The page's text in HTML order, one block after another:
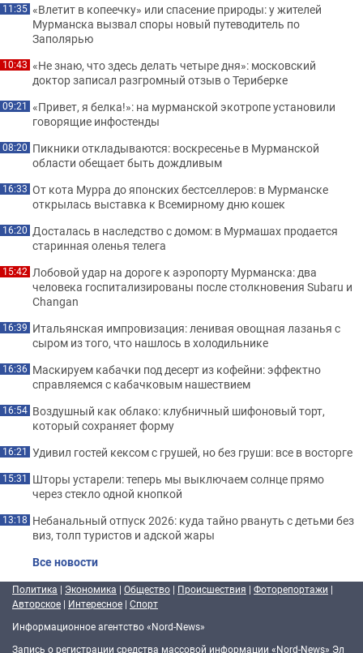
11:35 «Влетит в копеечку» или спасение природы: у жителей
Мурманска вызвал споры новый путеводитель по
Заполярью
10:43 «Не знаю, что здесь делать четыре дня»: московский
доктор записал разгромный отзыв о Териберке
09:21 «Привет, я белка!»: на мурманской экотропе установили
говорящие инфостенды
08:20 Пикники откладываются: воскресенье в Мурманской
области обещает быть дождливым
16:33 От кота Мурра до японских бестселлеров: в Мурманске
открылась выставка к Всемирному дню кошек
16:20 Досталась в наследство с домом: в Мурмашах продается
старинная оленья телега
15:42 Лобовой удар на дороге к аэропорту Мурманска: два
человека госпитализированы после столкновения Subaru и
Changan
16:39 Итальянская импровизация: ленивая овощная лазанья с
сыром из того, что нашлось в холодильнике
16:36 Маскируем кабачки под десерт из кофейни: эффектно
справляемся с кабачковым нашествием
16:54 Воздушный как облако: клубничный шифоновый торт,
который сохраняет форму
16:21 Удивил гостей кексом с грушей, но без груши: все в восторге
15:31 Шторы устарели: теперь мы выключаем солнце прямо
через стекло одной кнопкой
13:18 Небанальный отпуск 2026: куда тайно рвануть с детьми без
виз, толп туристов и адской жары
Все новости
Политика | Экономика | Общество | Происшествия | Фоторепортажи |
Авторское | Интересное | Спорт
Информационное агентство «Nord-News»
Запись о регистрации средства массовой информации «Nord-News» Эл